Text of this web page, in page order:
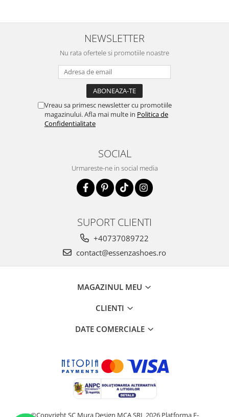
NEWSLETTER
Nu rata ofertele si promotiile noastre
Vreau sa primesc newsletter cu promotiile
magazinului. Afla mai multe in Politica de
Confidentialitate
SOCIAL
Urmareste-ne in social media
SUPORT CLIENTI
+40737089722
contact@essenzashoes.ro
MAGAZINUL MEU
CLIENTI
DATE COMERCIALE
©Copyright SC Mura Design MCA SRL 2026 Platforma E-